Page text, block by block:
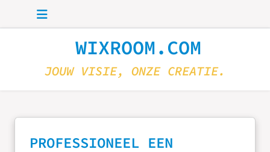
Skip to main content
WIXROOM.COM
JOUW VISIE, ONZE CREATIE.
PROFESSIONEEL EEN